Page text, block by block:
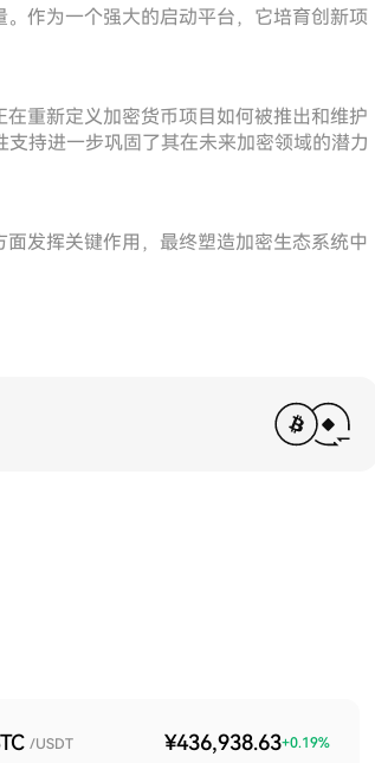
作为一个强大的启动平台，它培育创新项
重新定义加密货币项目如何被推出和维护
持进一步巩固了其在未来加密领域的潜力
发挥关键作用，最终塑造加密生态系统中
/USDT ¥436,938.63+0.19%